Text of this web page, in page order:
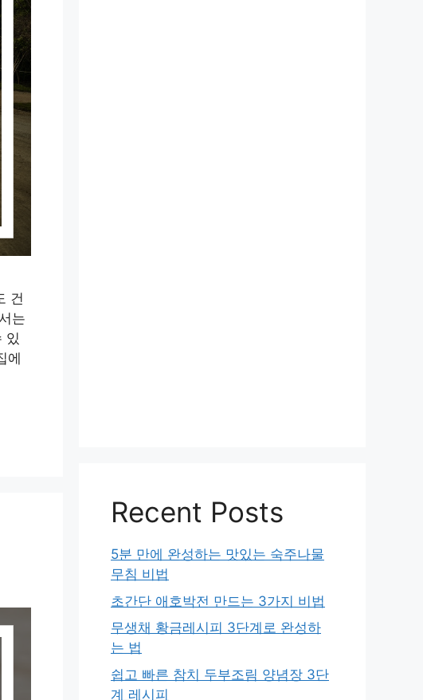
건
는
있
에
Recent Posts
5분 만에 완성하는 맛있는 숙주나물
무침 비법
초간단 애호박전 만드는 3가지 비법
무생채 황금레시피 3단계로 완성하
는 법
쉽고 빠른 참치 두부조림 양념장 3단
계 레시피